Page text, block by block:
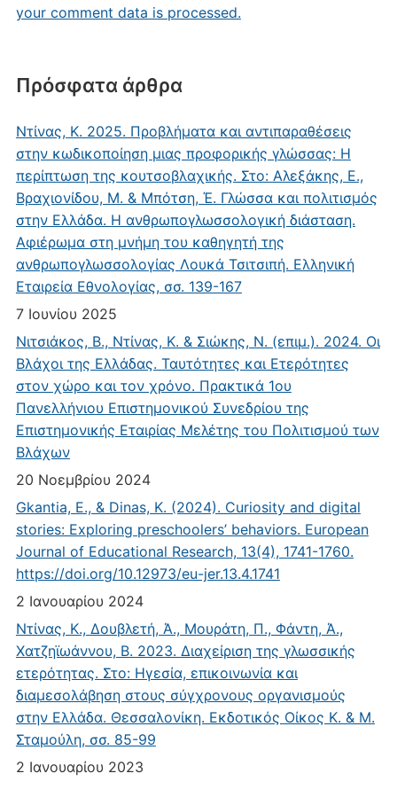
Πρόσφατα άρθρα
Ντίνας, Κ. 2025. Προβλήματα και αντιπαραθέσεις
στην κωδικοποίηση μιας προφορικής γλώσσας: Η
περίπτωση της κουτσοβλαχικής. Στο: Αλεξάκης, Ε.,
Βραχιονίδου, Μ. & Μπότση, Έ. Γλώσσα και πολιτισμός
στην Ελλάδα. Η ανθρωπογλωσσολογική διάσταση.
Αφιέρωμα στη μνήμη του καθηγητή της
ανθρωπογλωσσολογίας Λουκά Τσιτσιπή. Ελληνική
Εταιρεία Εθνολογίας, σσ. 139-167
7 Ιουνίου 2025
Νιτσιάκος, Β., Ντίνας, Κ. & Σιώκης, Ν. (επιμ.). 2024. Οι
Βλάχοι της Ελλάδας. Ταυτότητες και Ετερότητες
στον χώρο και τον χρόνο. Πρακτικά 1ου
Πανελλήνιου Επιστημονικού Συνεδρίου της
Επιστημονικής Εταιρίας Μελέτης του Πολιτισμού των
Βλάχων
20 Νοεμβρίου 2024
Gkantia, E., & Dinas, K. (2024). Curiosity and digital
stories: Exploring preschoolers’ behaviors. European
Journal of Educational Research, 13(4), 1741-1760.
https://doi.org/10.12973/eu-jer.13.4.1741
2 Ιανουαρίου 2024
Ντίνας, Κ., Δουβλετή, Ά., Μουράτη, Π., Φάντη, Ά.,
Χατζηϊωάννου, Β. 2023. Διαχείριση της γλωσσικής
ετερότητας. Στο: Ηγεσία, επικοινωνία και
διαμεσολάβηση στους σύγχρονους οργανισμούς
στην Ελλάδα. Θεσσαλονίκη. Εκδοτικός Οίκος Κ. & Μ.
Σταμούλη, σσ. 85-99
2 Ιανουαρίου 2023
your comment data is processed.